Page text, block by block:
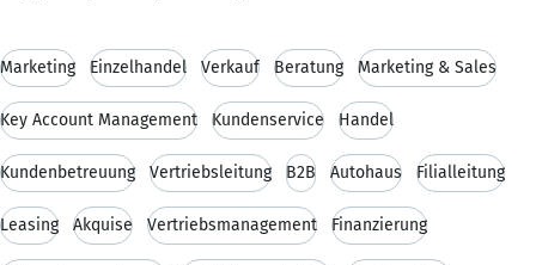
Marketing Einzelhandel Verkauf Beratung Marketing & Sales
Key Account Management Kundenservice Handel
Kundenbetreuung Vertriebsleitung B2B Autohaus Filialleitung
Leasing Akquise Vertriebsmanagement Finanzierung